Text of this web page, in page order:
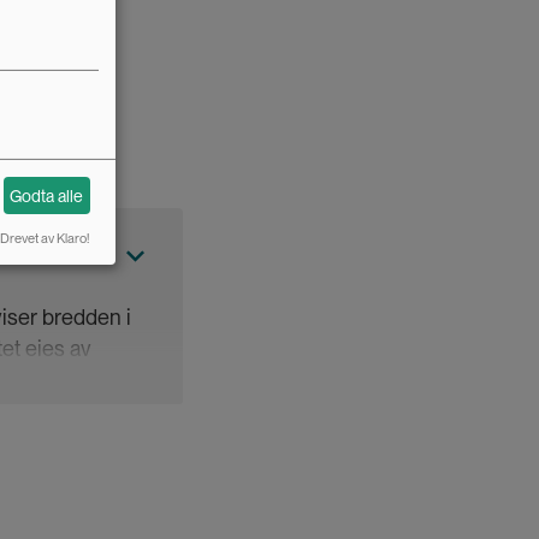
bredden i
eies av
Godta alle
Drevet av Klaro!